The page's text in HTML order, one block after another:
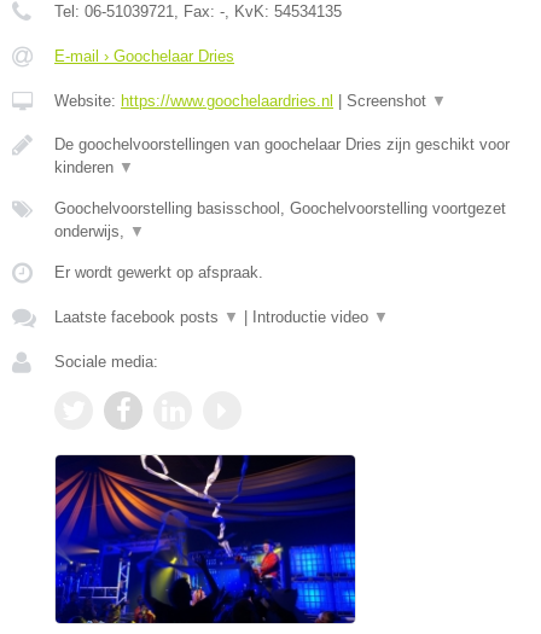
Tel: 06-51039721, Fax: -, KvK: 54534135
E-mail › Goochelaar Dries
Website: https://www.goochelaardries.nl Screenshot ▼
De goochelvoorstellingen van goochelaar Dries zijn geschikt voor
kinderen ▼
Goochelvoorstelling basisschool, Goochelvoorstelling voortgezet
onderwijs, ▼
Er wordt gewerkt op afspraak.
Laatste facebook posts ▼ Introductie video ▼
Sociale media: